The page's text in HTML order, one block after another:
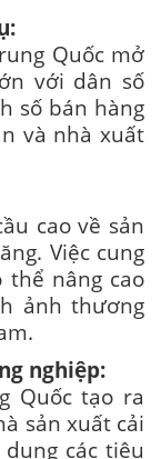
Quốc mở
với dân số
số bán hàng
và nhà xuất
cao về sản
Việc cung
thể nâng cao
ảnh thương
nghiệp:
Quốc tạo ra
sản xuất cải
các tiêu